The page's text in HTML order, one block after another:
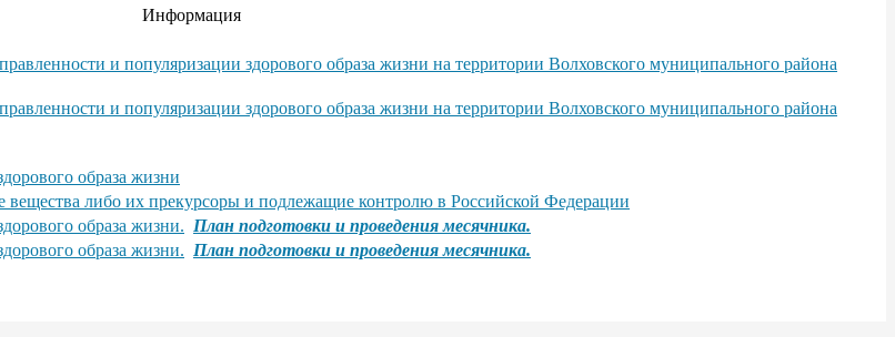
Информация
и популяризации здорового образа жизни на территории Волховского муниципального района
и популяризации здорового образа жизни на территории Волховского муниципального района
образа жизни
вещества либо их прекурсоры и подлежащие контролю в Российской Федерации
образа жизни. План подготовки и проведения месячника.
образа жизни. План подготовки и проведения месячника.